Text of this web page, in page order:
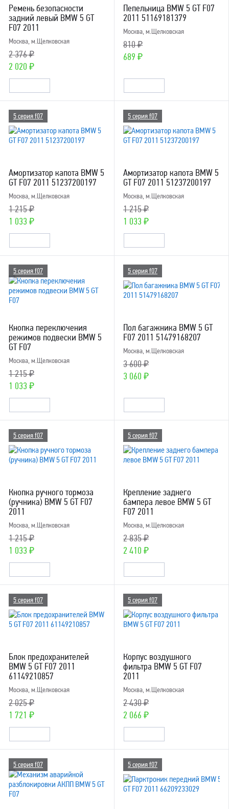
Ремень безопасности
задний левый BMW 5 GT
F07 2011
Москва, м.Щелковская
2 376 ₽
2 020 ₽
Пепельница BMW 5 GT F07
2011 51169181379
Москва, м.Щелковская
810 ₽
689 ₽
5 серия f07
Амортизатор капота BMW 5
GT F07 2011 51237200197
Москва, м.Щелковская
1 215 ₽
1 033 ₽
5 серия f07
Амортизатор капота BMW 5
GT F07 2011 51237200197
Москва, м.Щелковская
1 215 ₽
1 033 ₽
5 серия f07
Кнопка переключения
режимов подвески BMW 5
GT F07
Москва, м.Щелковская
1 215 ₽
1 033 ₽
5 серия f07
Пол багажника BMW 5 GT
F07 2011 51479168207
Москва, м.Щелковская
3 600 ₽
3 060 ₽
5 серия f07
Кнопка ручного тормоза
(ручника) BMW 5 GT F07
2011
Москва, м.Щелковская
1 215 ₽
1 033 ₽
5 серия f07
Крепление заднего
бампера левое BMW 5 GT
F07 2011
Москва, м.Щелковская
2 835 ₽
2 410 ₽
5 серия f07
Блок предохранителей
BMW 5 GT F07 2011
61149210857
Москва, м.Щелковская
2 025 ₽
1 721 ₽
5 серия f07
Корпус воздушногo
фильтра BMW 5 GT F07
2011
Москва, м.Щелковская
2 430 ₽
2 066 ₽
5 серия f07 5 серия f07